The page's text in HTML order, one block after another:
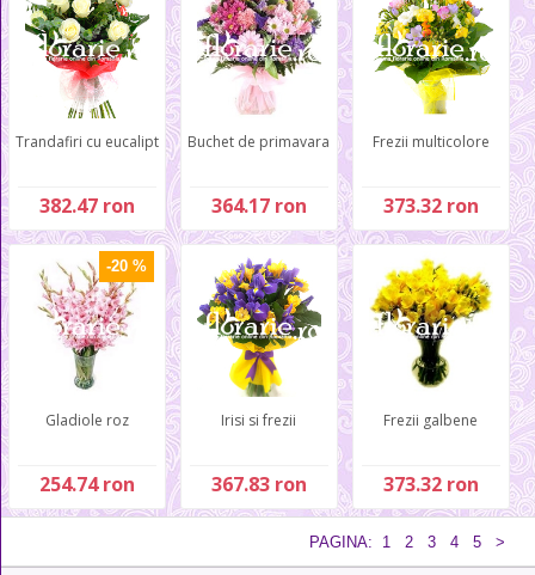
Trandafiri cu eucalipt
382.47 ron
Buchet de primavara
364.17 ron
Frezii multicolore
373.32 ron
-20 %
Gladiole roz
254.74 ron
Irisi si frezii
367.83 ron
Frezii galbene
373.32 ron
PAGINA: 1 2 3 4 5 >